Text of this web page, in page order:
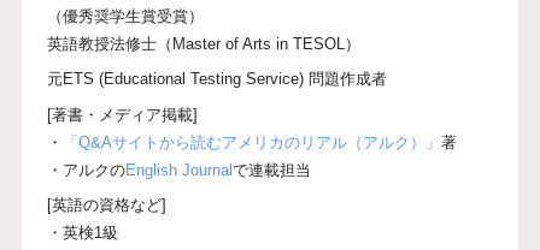
（優秀奨学生賞受賞）
英語教授法修士（Master of Arts in TESOL）
元ETS (Educational Testing Service) 問題作成者
[著書・メディア掲載]
・
「Q&Aサイトから読むアメリカのリアル（アルク）」著
・アルクのEnglish Journalで連載担当
[英語の資格など]
・英検1級